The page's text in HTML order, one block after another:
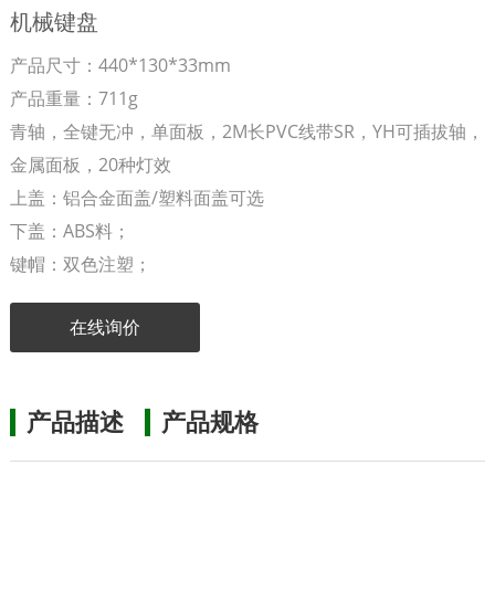
机械键盘
产品尺寸：440*130*33mm
产品重量：711g
青轴，全键无冲，单面板，2M长PVC线带SR，YH可插拔轴，
金属面板，20种灯效
上盖：铝合金面盖/塑料面盖可选
下盖：ABS料；
键帽：双色注塑；
在线询价
产品描述 产品规格